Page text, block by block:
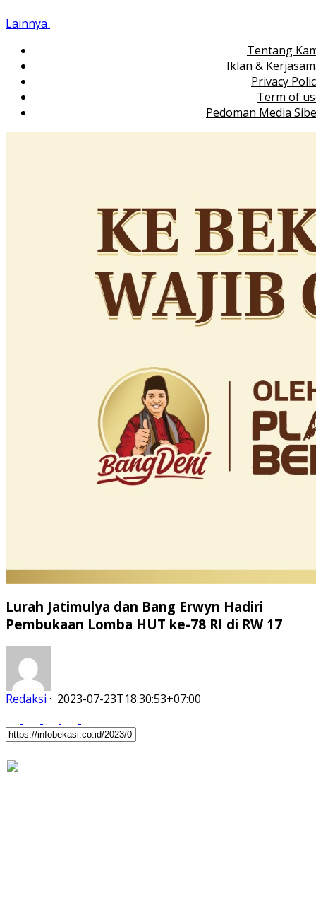
Lainnya
Tentang
Iklan &
Privacy
Term of
Pedoman Media
Lurah Jatimulya dan Bang Erwyn Hadiri
Pembukaan Lomba HUT ke-78 RI di RW 17
Redaksi · 2023-07-23T18:30:53+07:00